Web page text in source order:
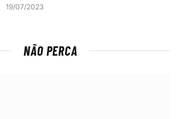
19/07/2023
NÃO PERCA